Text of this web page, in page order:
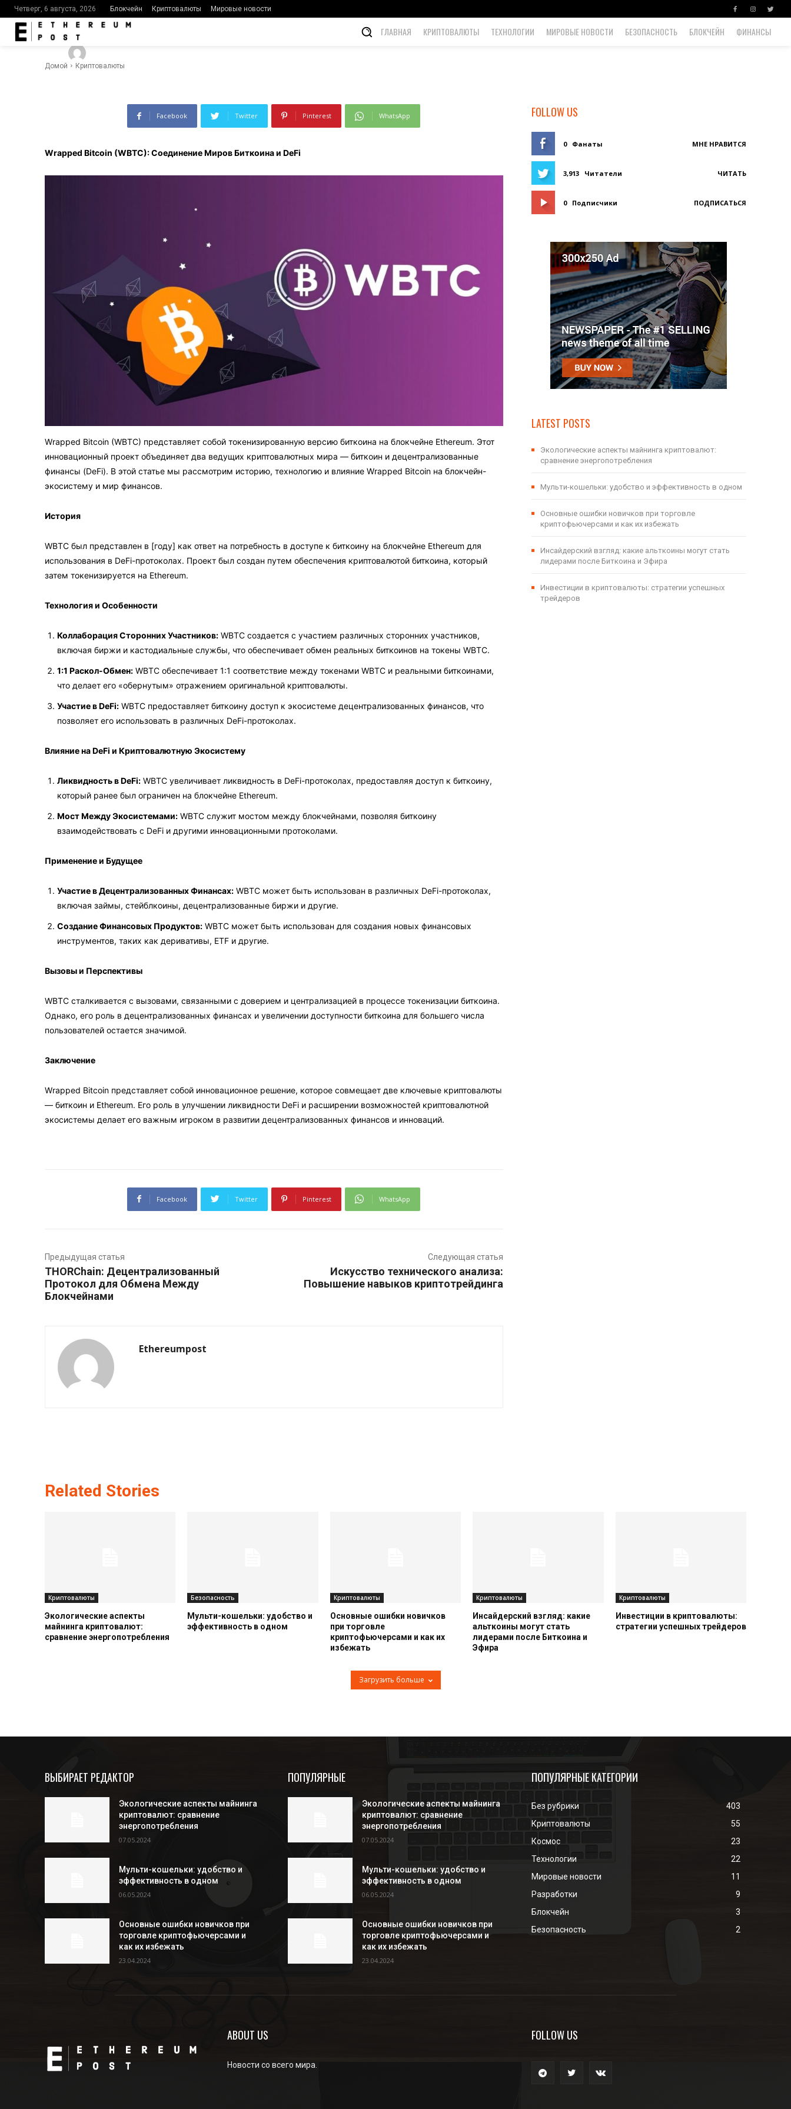
Четверг, 6 августа, 2026 Блокчейн Криптовалюты Мировые новости
ГЛАВНАЯ КРИПТОВАЛЮТЫ ТЕХНОЛОГИИ МИРОВЫЕ НОВОСТИ БЕЗОПАСНОСТЬ БЛОКЧЕЙН ФИНАНСЫ
Домой Криптовалюты
и DeFi
Facebook Twitter Pinterest WhatsApp
Wrapped Bitcoin (WBTC): Соединение Миров Биткоина и DeFi
Wrapped Bitcoin (WBTC) представляет собой токенизированную версию биткоина на блокчейне Ethereum. Этот
инновационный проект объединяет два ведущих криптовалютных мира — биткоин и децентрализованные
финансы (DeFi). В этой статье мы рассмотрим историю, технологию и влияние Wrapped Bitcoin на блокчейн-
экосистему и мир финансов.
История
WBTC был представлен в [году] как ответ на потребность в доступе к биткоину на блокчейне Ethereum для
использования в DeFi-протоколах. Проект был создан путем обеспечения криптовалютой биткоина, который
затем токенизируется на Ethereum.
Технология и Особенности
Коллаборация Сторонних Участников: WBTC создается с участием различных сторонних участников,
включая биржи и кастодиальные службы, что обеспечивает обмен реальных биткоинов на токены WBTC.
1:1 Раскол-Обмен: WBTC обеспечивает 1:1 соответствие между токенами WBTC и реальными биткоинами,
что делает его «обернутым» отражением оригинальной криптовалюты.
Участие в DeFi: WBTC предоставляет биткоину доступ к экосистеме децентрализованных финансов, что
позволяет его использовать в различных DeFi-протоколах.
Влияние на DeFi и Криптовалютную Экосистему
Ликвидность в DeFi: WBTC увеличивает ликвидность в DeFi-протоколах, предоставляя доступ к биткоину,
который ранее был ограничен на блокчейне Ethereum.
Мост Между Экосистемами: WBTC служит мостом между блокчейнами, позволяя биткоину
взаимодействовать с DeFi и другими инновационными протоколами.
Применение и Будущее
Участие в Децентрализованных Финансах: WBTC может быть использован в различных DeFi-протоколах,
включая займы, стейблкоины, децентрализованные биржи и другие.
Создание Финансовых Продуктов: WBTC может быть использован для создания новых финансовых
инструментов, таких как деривативы, ETF и другие.
Вызовы и Перспективы
WBTC сталкивается с вызовами, связанными с доверием и централизацией в процессе токенизации биткоина.
Однако, его роль в децентрализованных финансах и увеличении доступности биткоина для большего числа
пользователей остается значимой.
Заключение
Wrapped Bitcoin представляет собой инновационное решение, которое совмещает две ключевые криптовалюты
— биткоин и Ethereum. Его роль в улучшении ликвидности DeFi и расширении возможностей криптовалютной
экосистемы делает его важным игроком в развитии децентрализованных финансов и инноваций.
Facebook Twitter Pinterest WhatsApp
Предыдущая статья
THORChain: Децентрализованный
Протокол для Обмена Между
Блокчейнами
Следующая статья
Искусство технического анализа:
Повышение навыков криптотрейдинга
Ethereumpost
FOLLOW US
0 Фанаты МНЕ НРАВИТСЯ
3,913 Читатели ЧИТАТЬ
0 Подписчики ПОДПИСАТЬСЯ
LATEST POSTS
Экологические аспекты майнинга криптовалют:
сравнение энергопотребления
Мульти-кошельки: удобство и эффективность в одном
Основные ошибки новичков при торговле
криптофьючерсами и как их избежать
Инсайдерский взгляд: какие альткоины могут стать
лидерами после Биткоина и Эфира
Инвестиции в криптовалюты: стратегии успешных
трейдеров
Related Stories
Криптовалюты
Экологические аспекты
майнинга криптовалют:
сравнение энергопотребления
Безопасность
Мульти-кошельки: удобство и
эффективность в одном
Криптовалюты
Основные ошибки новичков
при торговле
криптофьючерсами и как их
избежать
Криптовалюты
Инсайдерский взгляд: какие
альткоины могут стать
лидерами после Биткоина и
Эфира
Криптовалюты
Инвестиции в криптовалюты:
стратегии успешных трейдеров
Загрузить больше
ВЫБИРАЕТ РЕДАКТОР
Экологические аспекты майнинга
криптовалют: сравнение
энергопотребления
07.05.2024
Мульти-кошельки: удобство и
эффективность в одном
06.05.2024
Основные ошибки новичков при
торговле криптофьючерсами и
как их избежать
23.04.2024
ПОПУЛЯРНЫЕ
Экологические аспекты майнинга
криптовалют: сравнение
энергопотребления
07.05.2024
Мульти-кошельки: удобство и
эффективность в одном
06.05.2024
Основные ошибки новичков при
торговле криптофьючерсами и
как их избежать
23.04.2024
ПОПУЛЯРНЫЕ КАТЕГОРИИ
Без рубрики
403
Криптовалюты
55
Космос
23
Технологии
22
Мировые новости
11
Разработки
9
Блокчейн
3
Безопасность
2
ABOUT US
Новости со всего мира.
FOLLOW US